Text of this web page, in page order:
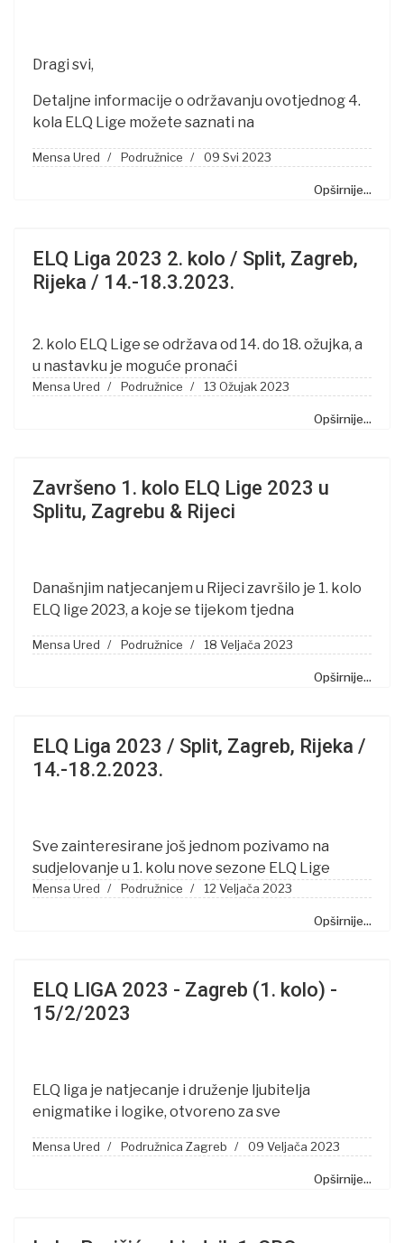
Dragi svi,
Detaljne informacije o održavanju ovotjednog 4.
kola ELQ Lige možete saznati na
Mensa Ured Podružnice 09 Svi 2023
Opširnije...
ELQ Liga 2023 2. kolo / Split, Zagreb,
Rijeka / 14.-18.3.2023.
2. kolo ELQ Lige se održava od 14. do 18. ožujka, a
u nastavku je moguće pronaći
Mensa Ured Podružnice 13 Ožujak 2023
Opširnije...
Završeno 1. kolo ELQ Lige 2023 u
Splitu, Zagrebu & Rijeci
Današnjim natjecanjem u Rijeci završilo je 1. kolo
ELQ lige 2023, a koje se tijekom tjedna
Mensa Ured Podružnice 18 Veljača 2023
Opširnije...
ELQ Liga 2023 / Split, Zagreb, Rijeka /
14.-18.2.2023.
Sve zainteresirane još jednom pozivamo na
sudjelovanje u 1. kolu nove sezone ELQ Lige
Mensa Ured Podružnice 12 Veljača 2023
Opširnije...
ELQ LIGA 2023 - Zagreb (1. kolo) -
15/2/2023
ELQ liga je natjecanje i druženje ljubitelja
enigmatike i logike, otvoreno za sve
Mensa Ured Podružnica Zagreb 09 Veljača 2023
Opširnije...